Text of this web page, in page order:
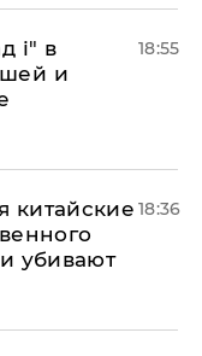
і" в
и
18:55
китайские
убивают
18:36